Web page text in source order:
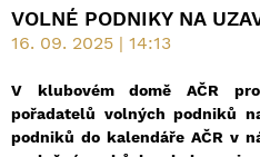
VOLNÉ PODNIKY NA
16. 09. 2025 | 14:13
V klubovém domě AČR
pořadatelů volných podniků
podniků do kalendáře AČR v